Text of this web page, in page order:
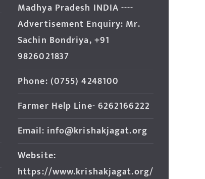
Madhya Pradesh INDIA ----
Advertisement Enquiry: Mr.
Sachin Bondriya, +91
9826021837
Phone: (0755) 4248100
Farmer Help Line- 6262166222
Email: info@krishakjagat.org
Website:
https://www.krishakjagat.org/